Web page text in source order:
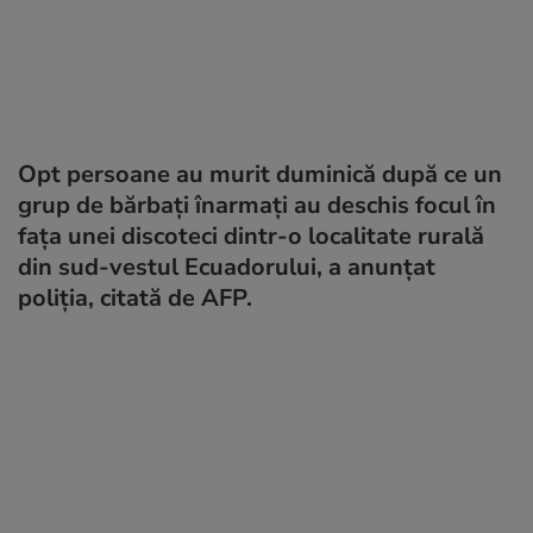
Opt persoane au murit duminică după ce un
grup de bărbați înarmați au deschis focul în
fața unei discoteci dintr-o localitate rurală
din sud-vestul Ecuadorului, a anunțat
poliția, citată de AFP.